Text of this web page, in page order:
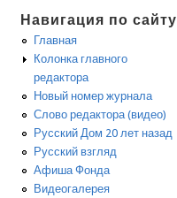
Навигация по сайту
Главная
Колонка главного
редактора
Новый номер журнала
Слово редактора (видео)
Русский Дом 20 лет назад
Русский взгляд
Афиша Фонда
Видеогалерея